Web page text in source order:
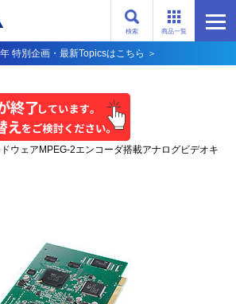
商品一覧
検索
特別企画・最新Topicsはこちら ＞
ウェアMPEG-2エンコーダ搭載アナログビデオキ